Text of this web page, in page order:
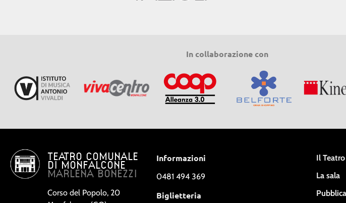
In collaborazione con
TEATRO COMUNALE
DI MONFALCONE
MARLENA BONEZZI
Corso del Popolo, 20
Informazioni
0481 494 369
Biglietteria
Il Teatro
La sala